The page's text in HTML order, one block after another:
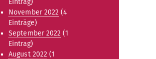
Eintrag)
November 2022 (4
Einträge)
September 2022 (1
Eintrag)
August 2022 (1